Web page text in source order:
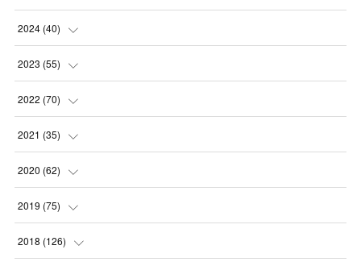
(10 )
(1
(1
(2
2024 (40)
(1
(1
(3
(2
2023 (55)
(2
(4
(3
(3
2022 (70)
(7
(11 )
(8
(1)
2021 (35)
(5
(7
(5)
2020 (62)
(6
(9)
2019 (75)
(1)
2018 (126)